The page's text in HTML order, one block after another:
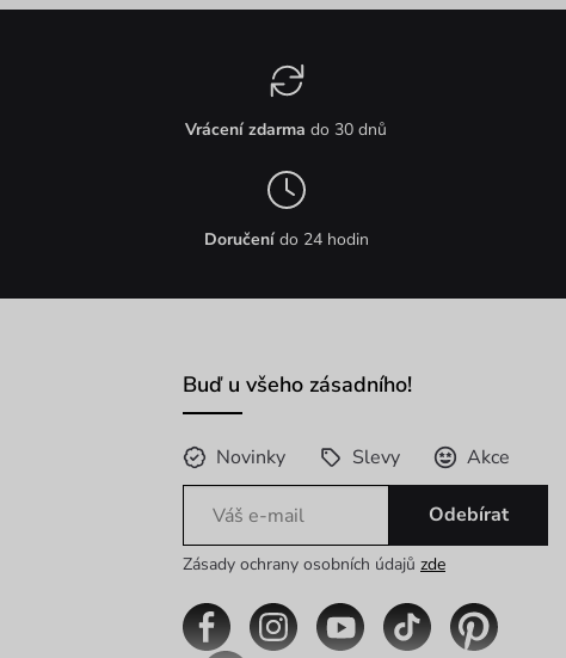
Vrácení zdarma do 30 dnů
Doručení do 24 hodin
Buď u všeho zásadního!
Novinky Slevy Akce
Odebírat
Zásady ochrany osobních údajů zde